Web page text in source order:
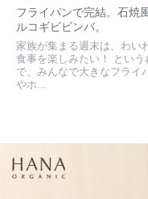
フライパンで完結。石焼
ルコギビビンバ。
家族が集まる週末は、わい
食事を楽しみたい！ という
で、みんなで大きなフライ
やホ...